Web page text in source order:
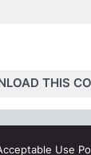
THIS
Use